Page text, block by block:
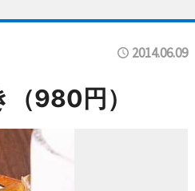
2014.06.09
980円）